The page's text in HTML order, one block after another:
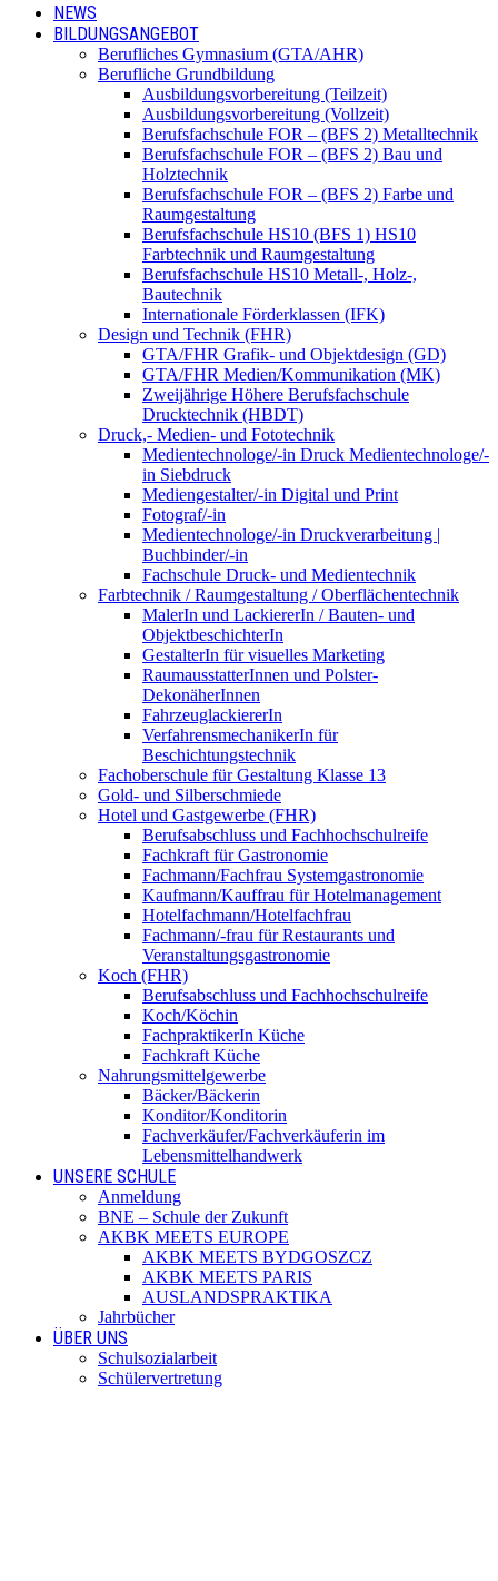
NEWS
BILDUNGSANGEBOT
Berufliches Gymnasium (GTA/AHR)
Berufliche Grundbildung
Ausbildungsvorbereitung (Teilzeit)
Ausbildungsvorbereitung (Vollzeit)
Berufsfachschule FOR – (BFS 2) Metalltechnik
Berufsfachschule FOR – (BFS 2) Bau und
Holztechnik
Berufsfachschule FOR – (BFS 2) Farbe und
Raumgestaltung
Berufsfachschule HS10 (BFS 1) HS10
Farbtechnik und Raumgestaltung
Berufsfachschule HS10 Metall-, Holz-,
Bautechnik
Internationale Förderklassen (IFK)
Design und Technik (FHR)
GTA/FHR Grafik- und Objektdesign (GD)
GTA/FHR Medien/Kommunikation (MK)
Zweijährige Höhere Berufsfachschule
Drucktechnik (HBDT)
Druck,- Medien- und Fototechnik
Medientechnologe/-in Druck Medientechnologe/-
in Siebdruck
Mediengestalter/-in Digital und Print
Fotograf/-in
Medientechnologe/-in Druckverarbeitung |
Buchbinder/-in
Fachschule Druck- und Medientechnik
Farbtechnik / Raumgestaltung / Oberflächentechnik
MalerIn und LackiererIn / Bauten- und
ObjektbeschichterIn
GestalterIn für visuelles Marketing
RaumausstatterInnen und Polster-
DekonäherInnen
FahrzeuglackiererIn
VerfahrensmechanikerIn für
Beschichtungstechnik
Fachoberschule für Gestaltung Klasse 13
Gold- und Silberschmiede
Hotel und Gastgewerbe (FHR)
Berufsabschluss und Fachhochschulreife
Fachkraft für Gastronomie
Fachmann/Fachfrau Systemgastronomie
Kaufmann/Kauffrau für Hotelmanagement
Hotelfachmann/Hotelfachfrau
Fachmann/-frau für Restaurants und
Veranstaltungsgastronomie
Koch (FHR)
Berufsabschluss und Fachhochschulreife
Koch/Köchin
FachpraktikerIn Küche
Fachkraft Küche
Nahrungsmittelgewerbe
Bäcker/Bäckerin
Konditor/Konditorin
Fachverkäufer/Fachverkäuferin im
Lebensmittelhandwerk
UNSERE SCHULE
Anmeldung
BNE – Schule der Zukunft
AKBK MEETS EUROPE
AKBK MEETS BYDGOSZCZ
AKBK MEETS PARIS
AUSLANDSPRAKTIKA
Jahrbücher
ÜBER UNS
Schulsozialarbeit
Schülervertretung